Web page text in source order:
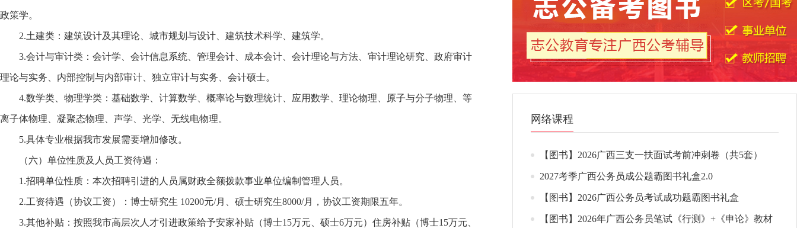
政策学。
2.土建类：建筑设计及其理论、城市规划与设计、建筑技术科学、建筑学。
3.会计与审计类：会计学、会计信息系统、管理会计、成本会计、会计理论与方法、审计理论研究、政府审计
理论与实务、内部控制与内部审计、独立审计与实务、会计硕士。
4.数学类、物理学类：基础数学、计算数学、概率论与数理统计、应用数学、理论物理、原子与分子物理、等
离子体物理、凝聚态物理、声学、光学、无线电物理。
5.具体专业根据我市发展需要增加修改。
（六）单位性质及人员工资待遇：
1.招聘单位性质：本次招聘引进的人员属财政全额拨款事业单位编制管理人员。
2.工资待遇（协议工资）：博士研究生 10200元/月、硕士研究生8000/月，协议工资期限五年。
3.其他补贴：按照我市高层次人才引进政策给予安家补贴（博士15万元、硕士6万元）住房补贴（博士15万元、
网络课程
【图书】2026广西三支一扶面试考前冲刺卷（共5套）
2027考季广西公务员成公题霸图书礼盒2.0
【图书】2026广西公务员考试成功题霸图书礼盒
【图书】2026年广西公务员笔试《行测》+《申论》教材